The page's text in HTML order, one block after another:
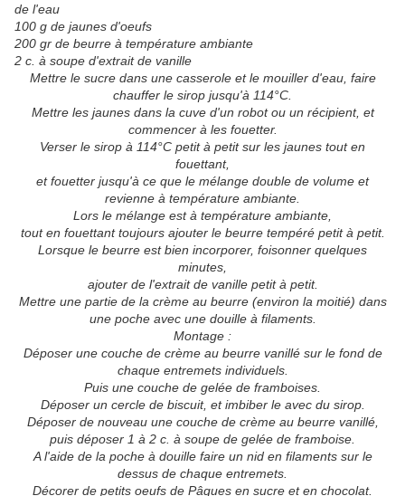
de l'eau
100 g de jaunes d'oeufs
200 gr de beurre à température ambiante
2 c. à soupe d'extrait de vanille
Mettre le sucre dans une casserole et le mouiller d'eau, faire
chauffer le sirop jusqu'à 114°C.
Mettre les jaunes dans la cuve d'un robot ou un récipient, et
commencer à les fouetter.
Verser le sirop à 114°C petit à petit sur les jaunes tout en
fouettant,
et fouetter jusqu'à ce que le mélange double de volume et
revienne à température ambiante.
Lors le mélange est à température ambiante,
tout en fouettant toujours ajouter le beurre tempéré petit à petit.
Lorsque le beurre est bien incorporer, foisonner quelques
minutes,
ajouter de l'extrait de vanille petit à petit.
Mettre une partie de la crème au beurre (environ la moitié) dans
une poche avec une douille à filaments.
Montage :
Déposer une couche de crème au beurre vanillé sur le fond de
chaque entremets individuels.
Puis une couche de gelée de framboises.
Déposer un cercle de biscuit, et imbiber le avec du sirop.
Déposer de nouveau une couche de crème au beurre vanillé,
puis déposer 1 à 2 c. à soupe de gelée de framboise.
A l'aide de la poche à douille faire un nid en filaments sur le
dessus de chaque entremets.
Décorer de petits oeufs de Pâques en sucre et en chocolat.